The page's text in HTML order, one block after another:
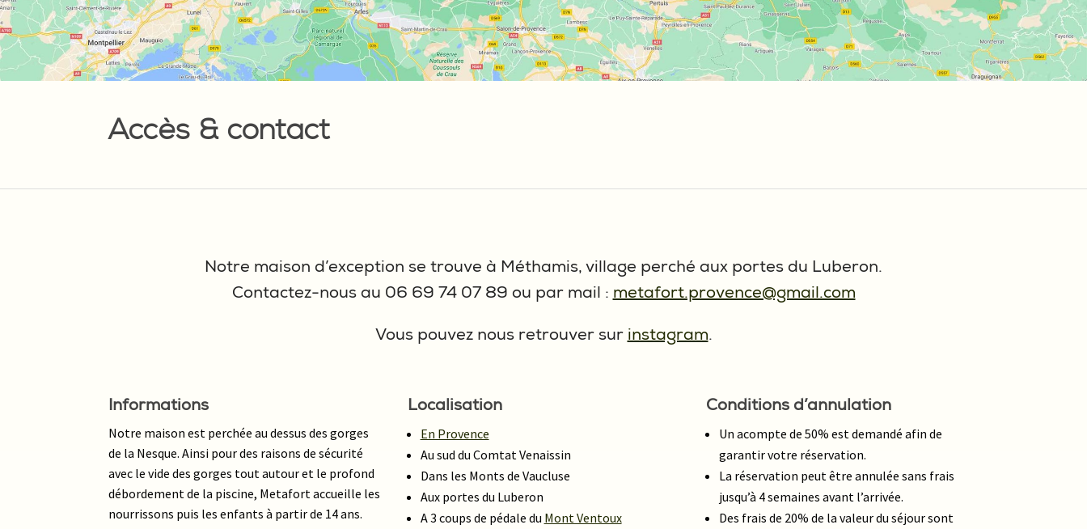
Accès & contact
Notre maison d’exception se trouve à Méthamis, village perché aux portes du Luberon.
Contactez-nous au 06 69 74 07 89 ou par mail : metafort.provence@gmail.com
Vous pouvez nous retrouver sur instagram.
Informations
Notre maison est perchée au dessus des gorges
de la Nesque. Ainsi pour des raisons de sécurité
avec le vide des gorges tout autour et le profond
débordement de la piscine, Metafort accueille les
nourrissons puis les enfants à partir de 14 ans.
Localisation
En Provence
Au sud du Comtat Venaissin
Dans les Monts de Vaucluse
Aux portes du Luberon
A 3 coups de pédale du Mont Ventoux
Conditions d’annulation
Un acompte de 50% est demandé afin de
garantir votre réservation.
La réservation peut être annulée sans frais
jusqu’à 4 semaines avant l’arrivée.
Des frais de 20% de la valeur du séjour sont